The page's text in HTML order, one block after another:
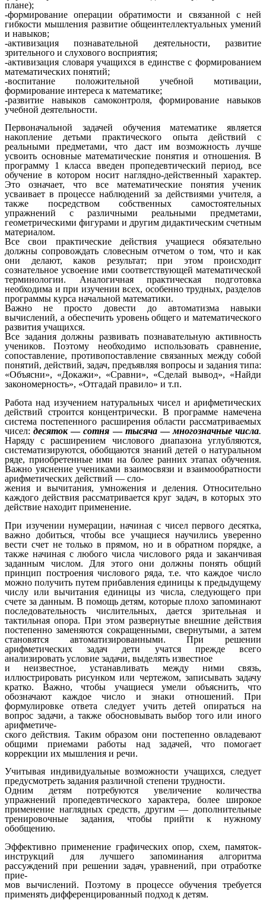
плане);
-формирование операции обратимости и связанной с ней
гибкости мышления развитие общеинтеллектуальных умений
и навыков;
-активизация познавательной деятельности, развитие
зрительного и слухового восприятия;
-активизация словаря учащихся в единстве с формированием
математических понятий;
-воспитание положительной учебной мотивации,
формирование интереса к математике;
-развитие навыков самоконтроля, формирование навыков
учебной деятельности.
Первоначальной задачей обучения математике является
накопление детьми практического опыта действий с
реальными предметами, что даст им возможность лучше
усвоить основные математические понятия и отношения. В
программу 1 класса введен пропедевтический период, все
обучение в котором носит наглядно-действенный характер.
Это означает, что все математические понятия ученик
усваивает в процессе наблюдений за действиями учителя, а
также посредством собственных самостоятельных
упражнений с различными реальными предметами,
геометрическими фигурами и другим дидактическим счетным
материалом.
Все свои практические действия учащиеся обязательно
должны сопровождать словесным отчетом о том, что и как
они делают, каков результат; при этом происходит
сознательное усвоение ими соответствующей математической
терминологии. Аналогичная практическая подготовка
необходима и при изучении всех, особенно трудных, разделов
программы курса начальной математики.
Важно не просто довести до автоматизма навыки
вычислений, а обеспечить уровень общего и математического
развития учащихся.
Все задания должны развивать познавательную активность
учеников. Поэтому необходимо использовать сравнение,
сопоставление, противопоставление связанных между собой
понятий, действий, задач, предъявляя вопросы и задания типа:
«Объясни», «Докажи», «Сравни», «Сделай вывод», «Найди
закономерность», «Отгадай правило» и т.п.
Работа над изучением натуральных чисел и арифметических
действий строится концентрически. В программе намечена
система постепенного расширения области рассматриваемых
чисел:десяток—сотня— тысяча—многозначные числа.
Наряду с расширением числового диапазона углубляются,
систематизируются, обобщаются знаний детей о натуральном
ряде, приобретенные ими на более ранних этапах обучения.
Важно уяснение учениками взаимосвязи и взаимообратности
арифметических действий — сло-
жения и вычитания, умножения и деления. Относительно
каждого действия рассматривается круг задач, в которых это
действие находит применение.
При изучении нумерации, начиная с чисел первого десятка,
важно добиться, чтобы все учащиеся научились уверенно
вести счет не только в прямом, но и в обратном порядке, а
также начиная с любого числа числового ряда и заканчивая
заданным числом. Для этого они должны понять общий
принцип построения числового ряда, т.е. что каждое число
можно получить путем прибавления единицы к предыдущему
числу или вычитания единицы из числа, следующего при
счете за данным. В помощь детям, которые плохо запоминают
последовательность числительных, дается зрительная и
тактильная опора. При этом развернутые внешние действия
постепенно заменяются сокращенными, свернутыми, а затем
становятся автоматизированными. При решении
арифметических задач дети учатся прежде всего
анализировать условие задачи, выделять известное
и неизвестное, устанавливать между ними связь,
иллюстрировать рисунком или чертежом, записывать задачу
кратко. Важно, чтобы учащиеся умели объяснить, что
обозначают каждое число и знаки отношений. При
формулировке ответа следует учить детей опираться на
вопрос задачи, а также обосновывать выбор того или иного
арифметиче-
ского действия. Таким образом они постепенно овладевают
общими приемами работы над задачей, что помогает
коррекции их мышления и речи.
Учитывая индивидуальные возможности учащихся, следует
предусмотреть задания различной степени трудности.
Одним детям потребуются увеличение количества
упражнений пропедевтического характера, более широкое
применение наглядных средств, другим — дополнительные
тренировочные задания, чтобы прийти к нужному
обобщению.
Эффективно применение графических опор, схем, памяток-
инструкций для лучшего запоминания алгоритма
рассуждений при решении задач, уравнений, при отработке
прие-
мов вычислений. Поэтому в процессе обучения требуется
применять дифференцированный подход к детям.